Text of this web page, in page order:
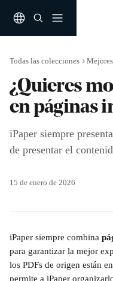
Todas las colecciones
¿Quieres
en páginas
iPaper siempre
de presentar el
15 de enero de 2026
iPaper siempre combina
para garantizar la mejor
los PDFs de origen están
permite a iPaper